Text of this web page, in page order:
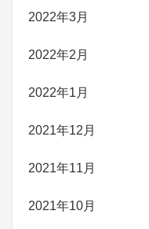
2022年3月
2022年2月
2022年1月
2021年12月
2021年11月
2021年10月